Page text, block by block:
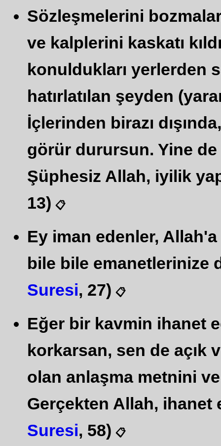
Sözleşmelerini
ve kalplerini kaskatı
konuldukları yerlerden
hatırlatılan şeyden
İçlerinden birazı
görür durursun. Yine de
Şüphesiz Allah, iyilik
13) 📋
Ey iman edenler,
bile bile emanetlerinize
Suresi, 27) 📋
Eğer bir kavmin ihanet
korkarsan, sen de açık
olan anlaşma metnini
Gerçekten Allah, ihanet
Suresi, 58) 📋